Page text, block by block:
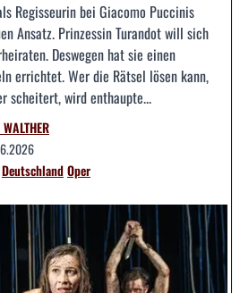
Regisseurin bei Giacomo Puccinis
Ansatz. Prinzessin Turandot will sich
Deswegen hat sie einen
errichtet. Wer die Rätsel lösen kann,
scheitert, wird enthaupte...
DeutschlandOper